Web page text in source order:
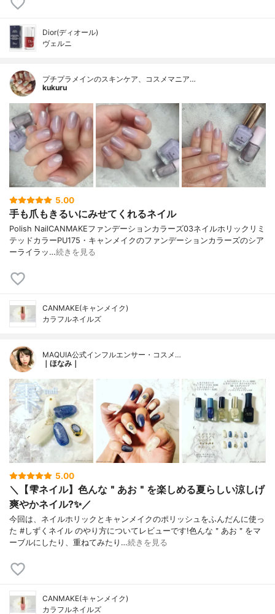
Dior(ディオール)
ヴェルニ
プチプラメインのスキンケア、コスメマニア…
kukuru
5.00
手も爪もきるいにみせてくれるネイル
Polish NailCANMAKEファンデーションカラーズ03ネイルホリックリミ
テッドカラーPU175・キャンメイクのファンデーションカラーズのシア
ーライラッ…続きを見る
CANMAKE(キャンメイク)
カラフルネイルズ
MAQUIA公式インフルエンサー・コスメ…
｜ほなみ｜
5.00
＼【雫ネイル】色んな＂あお＂を楽しめる夏らしい涼しげ
爽やかネイル?✨／
今回は、ネイルホリックとキャンメイクのポリッシュをふんだんに使っ
た #しずくネイル のやり方についてレビューです!色んな＂あお＂をマ
ーブルにしたり、重ねてみたり…続きを見る
CANMAKE(キャンメイク)
カラフルネイルズ